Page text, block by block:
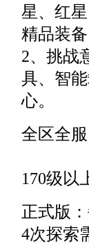
星、红
精品装
2、挑战
具、智
心。
全区全服
170级以
正式版
4次探索